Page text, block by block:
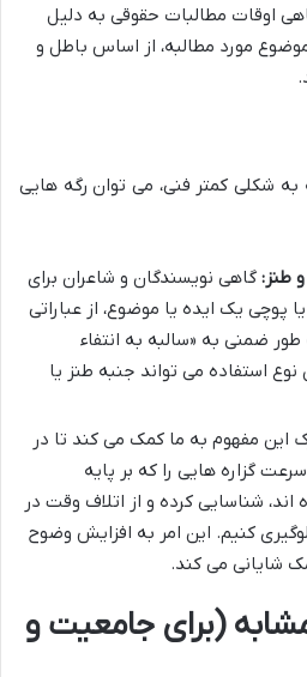
اوقات مطالبات حقوقی به دلیل
مورد مطالبه، از اساس باطل و
به شکلی کمتر فنی، می توان رگه هایی
طنز: گاهی نویسندگان و شاعران برای
پوچی یک ایده یا موضوع، از عباراتی
ضمنی به «سالبه به انتفاء
استفاده می تواند جنبه طنز یا
این مفهوم به ما کمک می کند تا در
گزاره هایی را که بر پایه
شناسایی کرده و از اتلاف وقت در
کنیم. این امر به افزایش وضوح
شایانی می کند.
(برای جامعیت و